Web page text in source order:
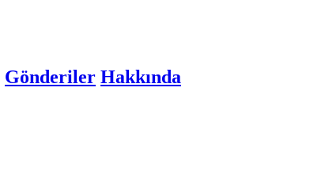
Gönderiler Hakkında